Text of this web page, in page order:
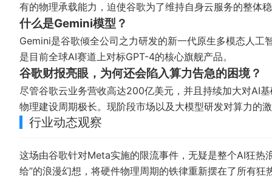
有的物理承载能力，迫使谷歌为了维持自身云服务的整体
什么是Gemini模型？
Gemini是谷歌倾全公司之力研发的新一代原生多模态人
是目前全球AI赛道上对标GPT-4的核心旗舰产品。
谷歌财报亮眼，为何还会陷入算力告急的困境？
尽管谷歌云业务营收高达200亿美元，并且持续加大对AI
物理建设周期极长。现阶段市场以及大模型研发对算力的
行业动态观察
这场由谷歌针对Meta实施的限流事件，无疑是整个AI狂热
给”的浪漫幻想，将硬件物理周期的铁律重新摆在了所有